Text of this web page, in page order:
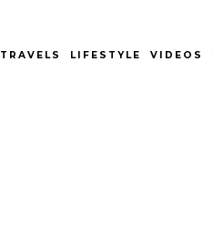
TRAVELS LIFESTYLE VIDEOS